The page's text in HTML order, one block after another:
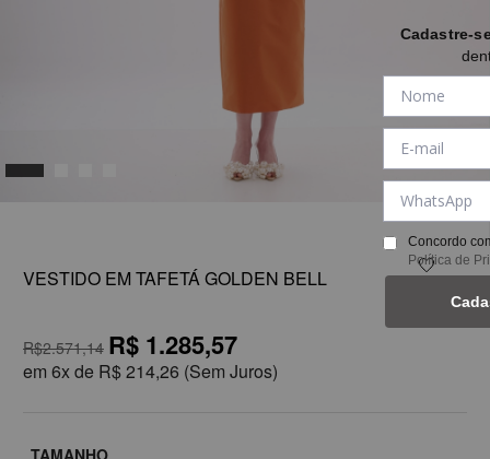
1
VESTIDO EM TAFETÁ GOLDEN BELL
R$2.571,14 R$ 1.285,57
em 6x de R$ 214,26 (Sem Juros)
TAMANHO
Cadastre-
Concordo
Política de